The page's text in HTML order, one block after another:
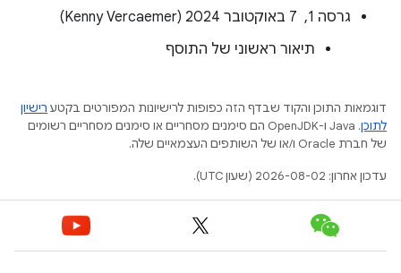
גרסה 1, ‏ 7 באוקטובר 2024 (Kenny Vercaemer)
תיאור ראשוני של התוסף
דוגמאות התוכן והקוד שבדף הזה כפופות לרישיונות המפורטים בקטע רישיון
לתוכן
.‏ Java ו-OpenJDK הם סימנים מסחריים או סימנים מסחריים רשומים
של חברת Oracle ו/או של השותפים העצמאיים שלה.
עדכון אחרון: 2026-08-02 (שעון UTC).